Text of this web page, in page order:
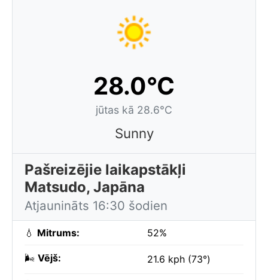
28.0°C
jūtas kā 28.6°C
Sunny
Pašreizējie laikapstākļi
Matsudo, Japāna
Atjaunināts 16:30 šodien
💧 Mitrums: 52%
🌬️ Vējš: 21.6 kph (73°)